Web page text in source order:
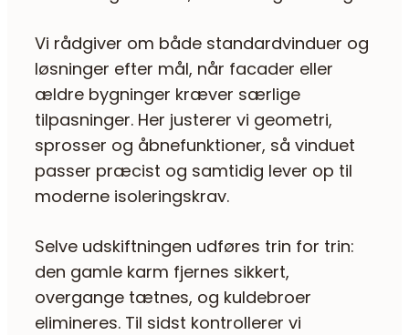
Vi rådgiver om både standardvinduer og
løsninger efter mål, når facader eller
ældre bygninger kræver særlige
tilpasninger. Her justerer vi geometri,
sprosser og åbnefunktioner, så vinduet
passer præcist og samtidig lever op til
moderne isoleringskrav.
Selve udskiftningen udføres trin for trin:
den gamle karm fjernes sikkert,
overgange tætnes, og kuldebroer
elimineres. Til sidst kontrollerer vi